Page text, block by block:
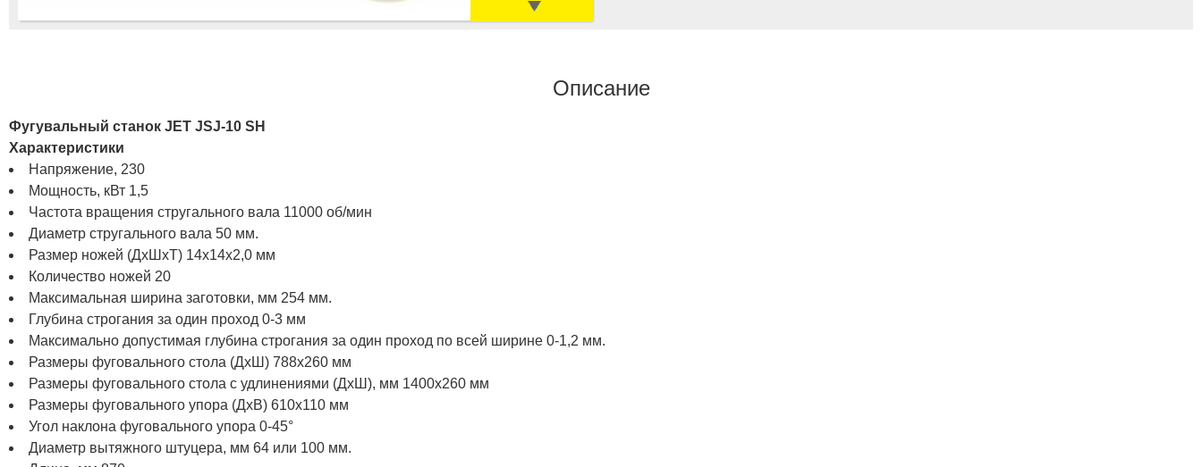
Описание
Фугувальный станок JET JSJ-10 SH
Характеристики
Напряжение, 230
Мощность, кВт 1,5
Частота вращения стругального вала 11000 об/мин
Диаметр стругального вала 50 мм.
Размер ножей (ДхШхТ) 14х14х2,0 мм
Количество ножей 20
Максимальная ширина заготовки, мм 254 мм.
Глубина строгания за один проход 0-3 мм
Максимально допустимая глубина строгания за один проход по всей ширине 0-1,2 мм.
Размеры фуговального стола (ДхШ) 788x260 мм
Размеры фуговального стола с удлинениями (ДхШ), мм 1400x260 мм
Размеры фуговального упора (ДхВ) 610x110 мм
Угол наклона фуговального упора 0-45°
Диаметр вытяжного штуцера, мм 64 или 100 мм.